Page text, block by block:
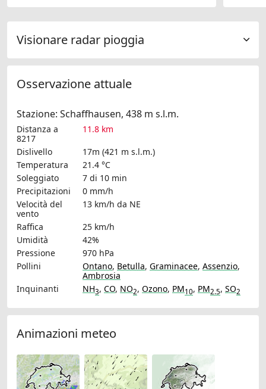
Visionare radar pioggia
Osservazione attuale
Stazione: Schaffhausen, 438 m s.l.m.
Distanza a
8217
11.8 km
Dislivello
17m (421 m s.l.m.)
Temperatura
21.4 °C
Soleggiato
7 di 10 min
Precipitazioni
0 mm/h
Velocità del
vento
13 km/h da NE
Raffica
25 km/h
Umidità
42%
Pressione
970 hPa
Pollini
Ontano, Betulla, Graminacee, Assenzio,
Ambrosia
Inquinanti
NH3, CO, NO2, Ozono, PM10, PM2.5, SO2
Animazioni meteo